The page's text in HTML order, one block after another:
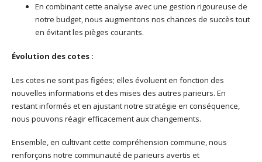
En combinant cette analyse avec une gestion rigoureuse de
notre budget, nous augmentons nos chances de succès tout
en évitant les pièges courants.
Évolution des cotes :
Les cotes ne sont pas figées; elles évoluent en fonction des
nouvelles informations et des mises des autres parieurs. En
restant informés et en ajustant notre stratégie en conséquence,
nous pouvons réagir efficacement aux changements.
Ensemble, en cultivant cette compréhension commune, nous
renforçons notre communauté de parieurs avertis et